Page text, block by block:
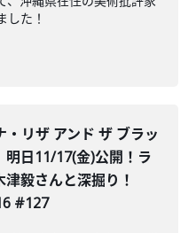
した！
・リザ アンド ザ ブラッ
明日11/17(金)公開！ラ
津毅さんと深掘り！
#127